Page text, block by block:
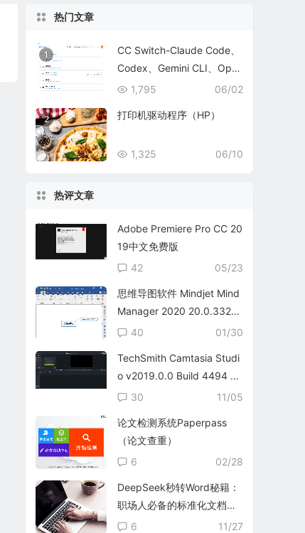
热门文章
1
CC Switch-Claude Code、
Codex、Gemini CLI、Ope
nCode、OpenClaw 和 Her
具
06/02
1,795
2 打印机驱动程序（HP）
06/10
1,325
热评文章
Adobe Premiere Pro CC 20
19中文免费版
05/23
42
思维导图软件 Mindjet Mind
Manager 2020 20.0.332
中文免费版
01/30
40
TechSmith Camtasia Studi
o v2019.0.0 Build 4494 英
文免费版
11/05
30
论文检测系统Paperpass
（论文查重）
02/28
6
DeepSeek秒转Word秘籍：
职场人必备的标准化文档生
成指南
11/27
6